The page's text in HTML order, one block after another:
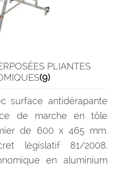
PLIANTES
(9)
surface antidérapante
de marche en tôle
de 600 x 465 mm.
législatif 81/2008.
en aluminium